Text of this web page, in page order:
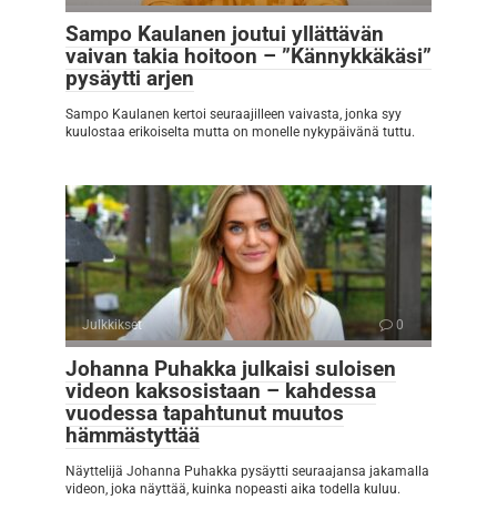
Sampo Kaulanen joutui yllättävän
vaivan takia hoitoon – ”Kännykkäkäsi”
pysäytti arjen
Sampo Kaulanen kertoi seuraajilleen vaivasta, jonka syy
kuulostaa erikoiselta mutta on monelle nykypäivänä tuttu.
Julkkikset 0
Johanna Puhakka julkaisi suloisen
videon kaksosistaan – kahdessa
vuodessa tapahtunut muutos
hämmästyttää
Näyttelijä Johanna Puhakka pysäytti seuraajansa jakamalla
videon, joka näyttää, kuinka nopeasti aika todella kuluu.